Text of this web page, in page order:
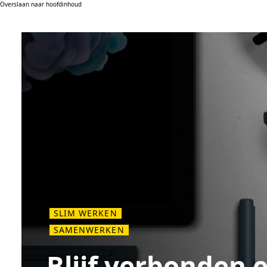
Overslaan naar hoofdinhoud
SLIM WERKEN
SAMENWERKEN